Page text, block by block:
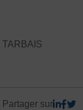
TARBAIS
Partager sur